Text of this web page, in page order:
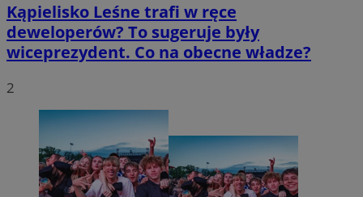
Kąpielisko Leśne trafi w ręce
deweloperów? To sugeruje były
wiceprezydent. Co na obecne władze?
2